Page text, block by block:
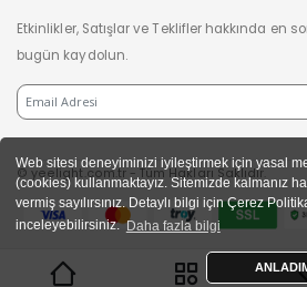
Web sitesi deneyiminizi iyileştirmek için yasal
(cookies) kullanmaktayız. Sitemizde kalmanız
vermiş sayılırsınız. Detaylı bilgi için Çerez
inceleyebilirsiniz.Daha fazla bilgi
Etkinlikler, Satışlar ve Teklifler hakkında en
bugün kaydolun.
© yeelight.com.tr - Tüm Hakları Saklıdır.